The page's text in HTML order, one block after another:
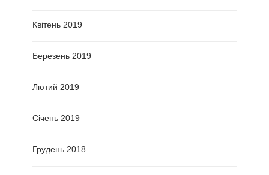
Квітень 2019
Березень 2019
Лютий 2019
Січень 2019
Грудень 2018